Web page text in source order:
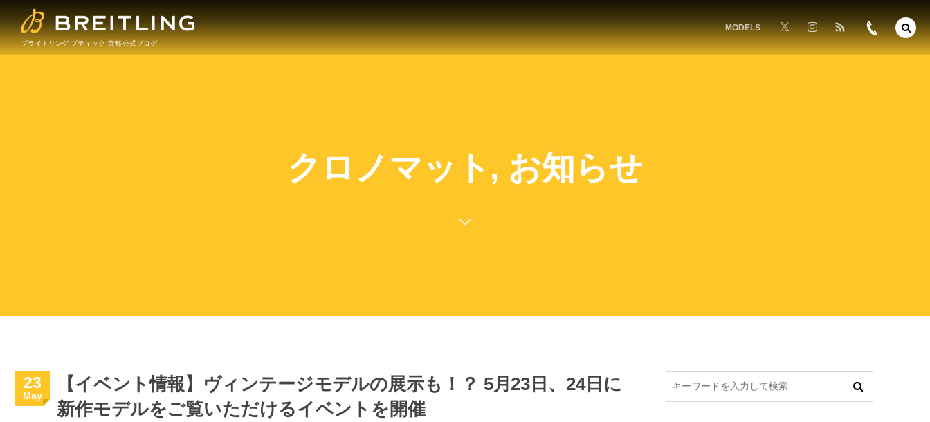
ブライトリング ブティック 京都 公式ブログ
MODELS
クロノマット, お知らせ
23
May
【イベント情報】ヴィンテージモデルの展示も！？ 5月23日、24日に
新作モデルをご覧いただけるイベントを開催